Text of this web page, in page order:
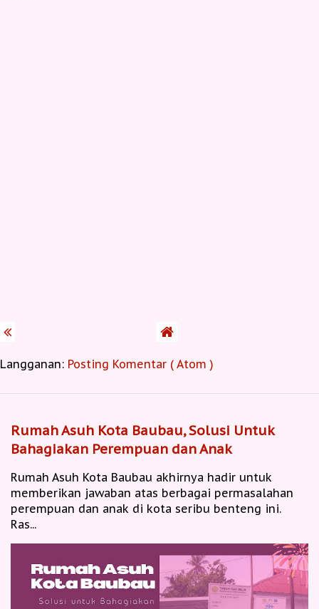
Langganan: Posting Komentar ( Atom )
Rumah Asuh Kota Baubau, Solusi Untuk
Bahagiakan Perempuan dan Anak
Rumah Asuh Kota Baubau akhirnya hadir untuk
memberikan jawaban atas berbagai permasalahan
perempuan dan anak di kota seribu benteng ini.
Ras...